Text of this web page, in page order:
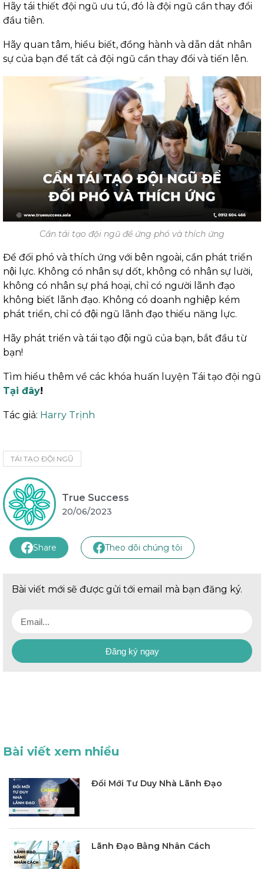
Hãy tái thiết đội ngũ ưu tú, đó là đội ngũ cần thay đổi
đầu tiên.
Hãy quan tâm, hiểu biết, đồng hành và dẫn dắt nhân
sự của bạn để tất cả đội ngũ cần thay đổi và tiến lên.
Cần tái tạo đội ngũ để ứng phó và thích ứng
Để đối phó và thích ứng với bên ngoài, cần phát triển
nội lực. Không có nhân sự dốt, không có nhân sự lười,
không có nhân sự phá hoại, chỉ có người lãnh đạo
không biết lãnh đạo. Không có doanh nghiệp kém
phát triển, chỉ có đội ngũ lãnh đạo thiếu năng lực.
Hãy phát triển và tái tạo đội ngũ của bạn, bắt đầu từ
bạn!
Tìm hiểu thêm về các khóa huấn luyện Tái tạo đội ngũ
Tại đây!
Tác giả: Harry Trịnh
TÁI TẠO ĐỘI NGŨ
True Success
20/06/2023
Share Theo dõi chúng tôi
Bài viết mới sẽ được gửi tới email mà bạn đăng ký.
Đăng ký ngay
Bài viết xem nhiều
Đổi Mới Tư Duy Nhà Lãnh Đạo
Lãnh Đạo Bằng Nhân Cách